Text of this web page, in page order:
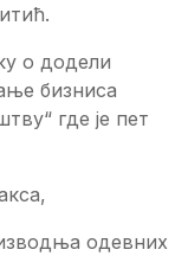
о додели
бизниса
где је пет
одевних